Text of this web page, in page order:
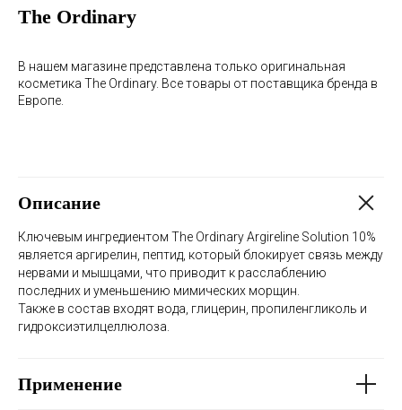
The Ordinary
В нашем магазине представлена только оригинальная
косметика The Ordinary. Все товары от поставщика бренда в
Европе.
Описание
Ключевым ингредиентом The Ordinary Argireline Solution 10%
является аргирелин, пептид, который блокирует связь между
нервами и мышцами, что приводит к расслаблению
последних и уменьшению мимических морщин.
Также в состав входят вода, глицерин, пропиленгликоль и
гидроксиэтилцеллюлоза.
Применение